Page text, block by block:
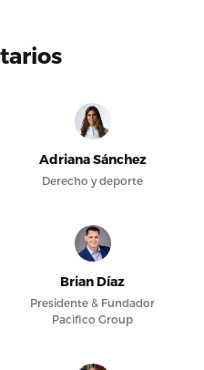
Adriana Sánchez
Derecho y deporte
Brian Díaz
Presidente & Fundador
Pacifico Group